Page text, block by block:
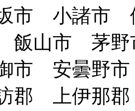
市 小諸市
飯山市 茅
市 安曇野
郡 上伊那